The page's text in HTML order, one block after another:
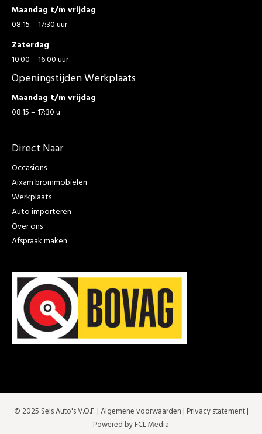
Maandag t/m vrijdag
08:15 – 17:30 uur
Zaterdag
10.00 – 16:00 uur
Openingstijden Werkplaats
Maandag t/m vrijdag
08.15 – 17:30 u
Direct Naar
Occasions
Aixam brommobielen
Werkplaats
Auto importeren
Over ons
Afspraak maken
© 2025 Sels Auto's V.O.F. |Algemene voorwaarden | Privacy statement|
Powered by FCL Media